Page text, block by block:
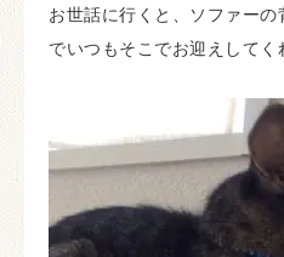
お世話に行くと、ソファー
でいつもそこでお迎えしてく